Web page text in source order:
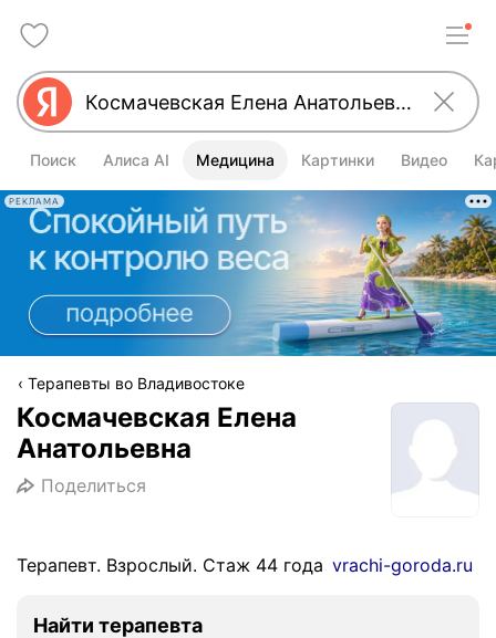
Поиск Алиса AI Медицина Картинки Видео
РЕКЛАМА
Терапевты во Владивостоке
Космачевская Елена
Анатольевна
Поделиться
Терапевт. Взрослый. Стаж 44 года vrachi-goroda.ru
Найти терапевта